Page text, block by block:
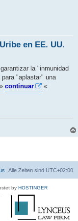
en EE. UU.
la "inmunidad
"aplastar" una
continuar «
Alle Zeiten sind UTC+02:00
by HOSTINGER